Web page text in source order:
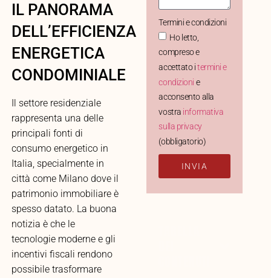
IL PANORAMA
DELL’EFFICIENZA
ENERGETICA
CONDOMINIALE
Il settore residenziale
rappresenta una delle
principali fonti di
consumo energetico in
Italia, specialmente in
città come Milano dove il
patrimonio immobiliare è
spesso datato. La buona
notizia è che le
tecnologie moderne e gli
incentivi fiscali rendono
possibile trasformare
Termini e condizioni
Ho letto,
compreso e
accettato itermini e
condizioni e
acconsento alla
vostra informativa
sulla privacy
(obbligatorio)
INVIA